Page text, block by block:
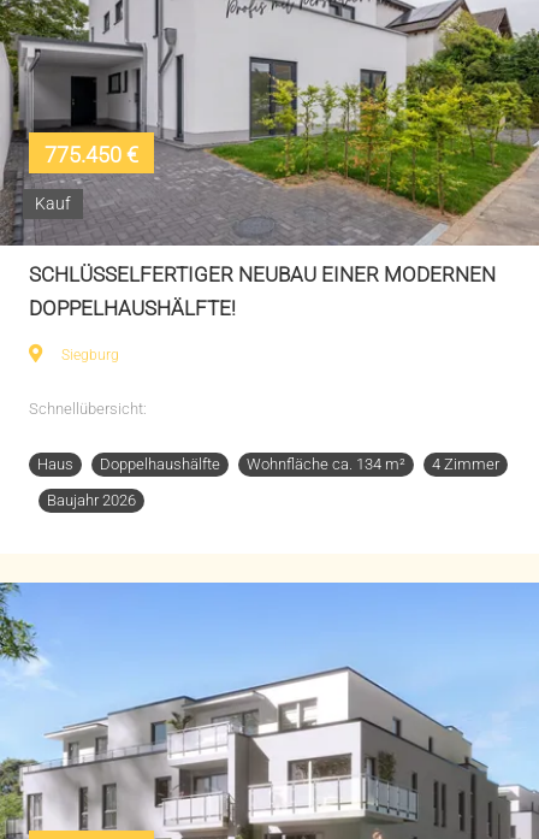
775.450 €
Kauf
SCHLÜSSELFERTIGER NEUBAU EINER MODERNEN
DOPPELHAUSHÄLFTE!
Siegburg
Schnellübersicht:
Haus Doppelhaushälfte Wohnfläche ca. 134 m²
4 Zimmer
Baujahr 2026